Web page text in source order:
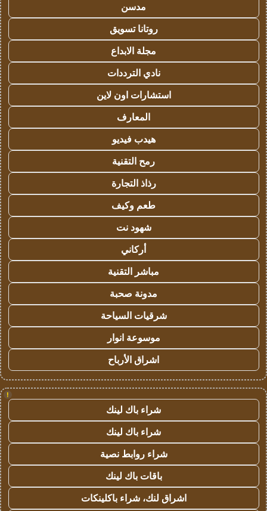
مدسن
روتانا تسويق
مجلة الابداع
نادي الترددات
استشارات اون لاين
المعارف
هيدب فيديو
رمح التقنية
رذاذ التجارة
طعم وكيف
شهود نت
أركاني
مباشر التقنية
مدونة صحبة
شرقيات السياحة
موسوعة انوار
اشراق الأرباح
!
شراء باك لينك
شراء باك لينك
شراء روابط نصية
باقات باك لينك
اشراق لنك، شراء باكلينكات